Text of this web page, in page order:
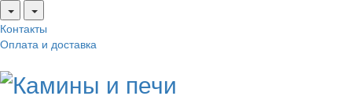
Контакты
Оплата и доставка